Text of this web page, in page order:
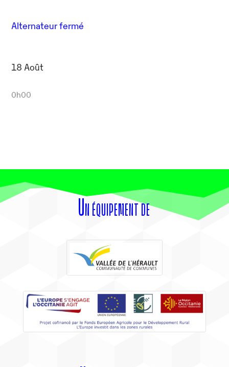
Alternateur fermé
18 Août
0h00
Un équipement de